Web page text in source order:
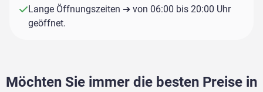
Lange Öffnungszeiten ➔ von 06:00 bis 20:00 Uhr
geöffnet.
Möchten Sie immer die besten Preise in